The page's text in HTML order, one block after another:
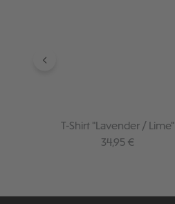
T-Shirt "Lavender / Lime"
Regulärer Preis:
34,95 €